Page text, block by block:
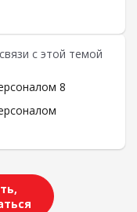
с этой темой
8